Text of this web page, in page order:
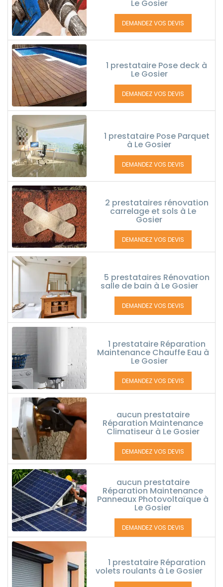
Le Gosier
DEMANDEZ VOS DEVIS
1 prestataire Pose deck à
Le Gosier
DEMANDEZ VOS DEVIS
1 prestataire Pose Parquet
à Le Gosier
DEMANDEZ VOS DEVIS
2 prestataires rénovation
carrelage et sols à Le
Gosier
DEMANDEZ VOS DEVIS
5 prestataires Rénovation
salle de bain à Le Gosier
DEMANDEZ VOS DEVIS
1 prestataire Réparation
Maintenance Chauffe Eau à
Le Gosier
DEMANDEZ VOS DEVIS
aucun prestataire
Réparation Maintenance
Climatiseur à Le Gosier
DEMANDEZ VOS DEVIS
aucun prestataire
Réparation Maintenance
Panneaux Photovoltaïque à
Le Gosier
DEMANDEZ VOS DEVIS
1 prestataire Réparation
volets roulants à Le Gosier